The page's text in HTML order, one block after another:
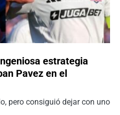
estrategia
Pavez en el
pero consiguió dejar con uno